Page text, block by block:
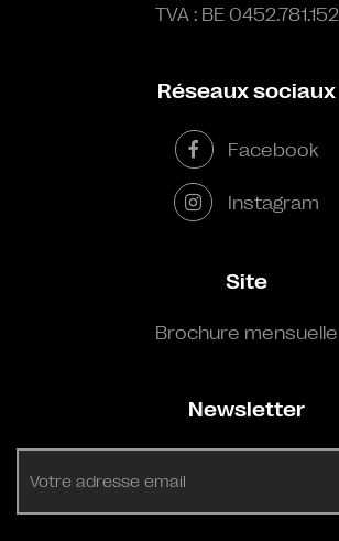
TVA : BE 0452.781.152
Réseaux sociaux
Facebook
Instagram
Site
Brochure mensuelle
Newsletter